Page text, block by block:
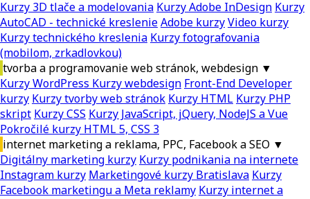
Kurzy 3D tlače a modelovania Kurzy Adobe InDesign Kurzy
AutoCAD - technické kreslenieAdobe kurzyVideo kurzy
Kurzy technického kreslenia Kurzy fotografovania
(mobilom, zrkadlovkou)
tvorba a programovanie web stránok, webdesign ▼
Kurzy WordPress Kurzy webdesign Front-End Developer
kurzy Kurzy tvorby web stránok Kurzy HTML Kurzy PHP
skript Kurzy CSS Kurzy JavaScript, jQuery, NodeJS a Vue
Pokročilé kurzy HTML 5, CSS 3
internet marketing a reklama, PPC, Facebook a SEO ▼
Digitálny marketing kurzy Kurzy podnikania na internete
Instagram kurzy Marketingové kurzy Bratislava Kurzy
Facebook marketingu a Meta reklamy Kurzy internet a